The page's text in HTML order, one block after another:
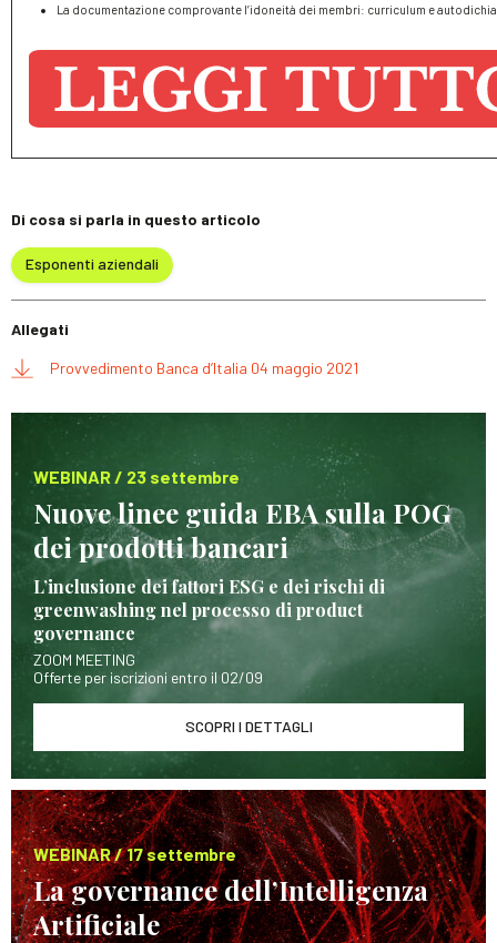
La documentazione comprovante l’idoneità dei membri: curriculum e
Di cosa si parla in questo articolo
Esponenti aziendali
Allegati
Provvedimento Banca d’Italia 04 maggio 2021
WEBINAR / 23 settembre
Nuove linee guida EBA sulla POG
dei prodotti bancari
L’inclusione dei fattori ESG e dei rischi di
greenwashing nel processo di product
governance
ZOOM MEETING
Offerte per iscrizioni entro il 02/09
SCOPRI I DETTAGLI
WEBINAR / 17 settembre
La governance dell’Intelligenza
Artificiale